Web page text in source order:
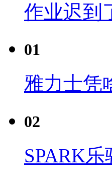
作业迟到
01
雅力士凭
02
SPARK